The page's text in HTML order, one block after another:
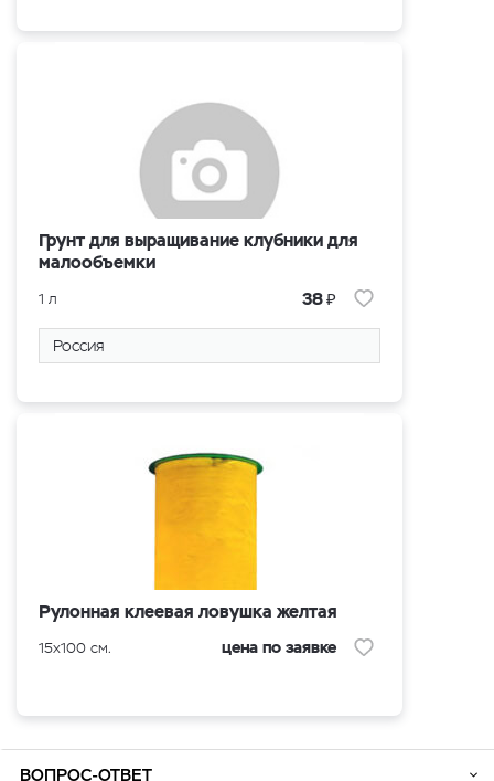
Грунт для выращивание клубники для
малообъемки
1 л 38₽
Россия
Рулонная клеевая ловушка желтая
15x100 см. цена по заявке
ВОПРОС-ОТВЕТ